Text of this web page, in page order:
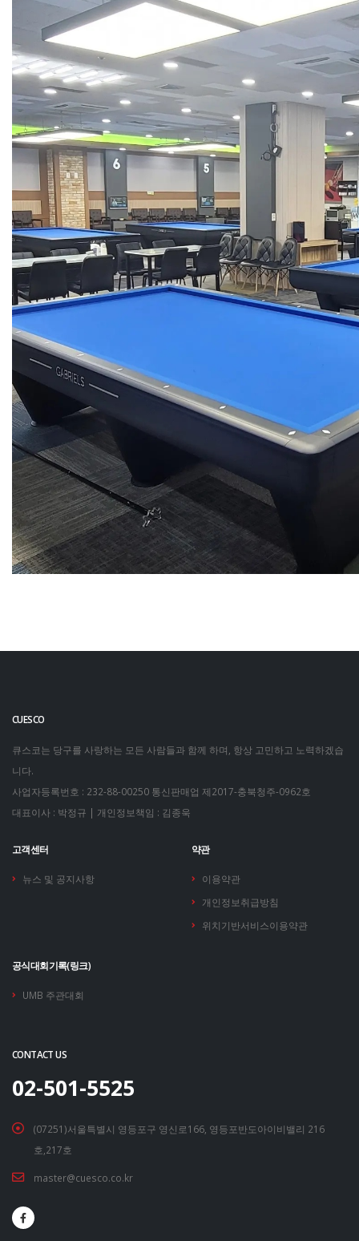
CUESCO
큐스코는 당구를 사랑하는 모든 사람들과 함께 하며, 항상 고민하고 노력하겠습
니다.
사업자등록번호 : 232-88-00250 통신판매업 제2017-충북청주-0962호
대표이사 : 박정규 | 개인정보책임 : 김종욱
고객센터
뉴스 및 공지사항
약관
이용약관
개인정보취급방침
위치기반서비스이용약관
공식대회기록(링크)
UMB 주관대회
CONTACT US
02-501-5525
(07251)서울특별시 영등포구 영신로166, 영등포반도아이비밸리 216
호,217호
master@cuesco.co.kr